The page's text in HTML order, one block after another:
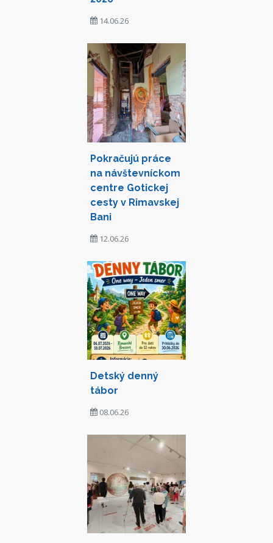
14.06.26
Pokračujú práce
na návštevníckom
centre Gotickej
cesty v Rimavskej
Bani
12.06.26
Detský denný
tábor
08.06.26